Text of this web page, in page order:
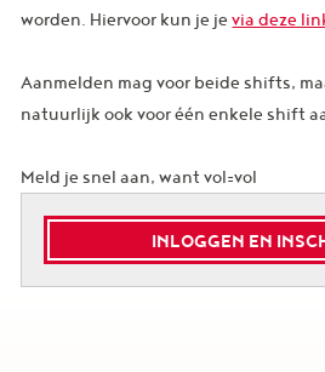
worden. Hiervoor kun je jevia deze
Aanmelden mag voor beide shifts,
natuurlijk ook voor één enkele shift
Meld je snel aan, want vol=vol
INLOGGEN EN